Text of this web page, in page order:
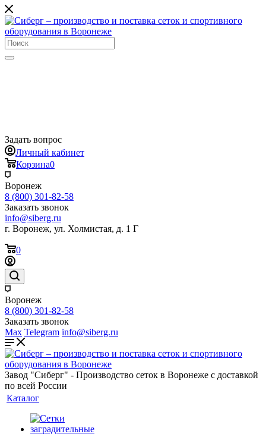
Задать вопрос
Личный кабинет
Корзина0
Воронеж
8 (800) 301-82-58
Заказать звонок
info@siberg.ru
г. Воронеж, ул. Холмистая, д. 1 Г
0
Воронеж
8 (800) 301-82-58
Заказать звонок
Max Telegram info@siberg.ru
Завод "Сиберг" - Производство сеток в Воронеже с доставкой
по всей России
Каталог